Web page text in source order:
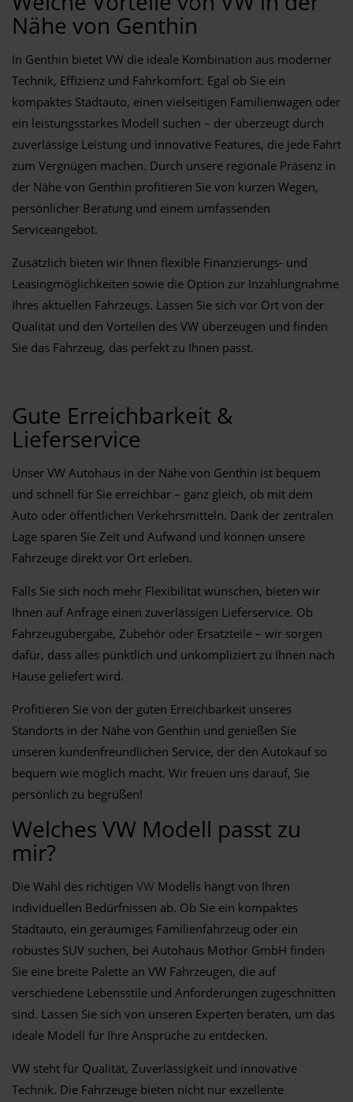
Nähe von Genthin
In Genthin bietet VW die ideale Kombination aus moderner
Technik, Effizienz und Fahrkomfort. Egal ob Sie ein
kompaktes Stadtauto, einen vielseitigen Familienwagen oder
ein leistungsstarkes Modell suchen – der überzeugt durch
zuverlässige Leistung und innovative Features, die jede Fahrt
zum Vergnügen machen. Durch unsere regionale Präsenz in
der Nähe von Genthin profitieren Sie von kurzen Wegen,
persönlicher Beratung und einem umfassenden
Serviceangebot.
Zusätzlich bieten wir Ihnen flexible Finanzierungs- und
Leasingmöglichkeiten sowie die Option zur Inzahlungnahme
Ihres aktuellen Fahrzeugs. Lassen Sie sich vor Ort von der
Qualität und den Vorteilen des VW überzeugen und finden
Sie das Fahrzeug, das perfekt zu Ihnen passt.
Gute Erreichbarkeit &
Lieferservice
Unser VW Autohaus in der Nähe von Genthin ist bequem
und schnell für Sie erreichbar – ganz gleich, ob mit dem
Auto oder öffentlichen Verkehrsmitteln. Dank der zentralen
Lage sparen Sie Zeit und Aufwand und können unsere
Fahrzeuge direkt vor Ort erleben.
Falls Sie sich noch mehr Flexibilität wünschen, bieten wir
Ihnen auf Anfrage einen zuverlässigen Lieferservice. Ob
Fahrzeugübergabe, Zubehör oder Ersatzteile – wir sorgen
dafür, dass alles pünktlich und unkompliziert zu Ihnen nach
Hause geliefert wird.
Profitieren Sie von der guten Erreichbarkeit unseres
Standorts in der Nähe von Genthin und genießen Sie
unseren kundenfreundlichen Service, der den Autokauf so
bequem wie möglich macht. Wir freuen uns darauf, Sie
persönlich zu begrüßen!
Welches VW Modell passt zu
mir?
Die Wahl des richtigen VW Modells hängt von Ihren
individuellen Bedürfnissen ab. Ob Sie ein kompaktes
Stadtauto, ein geräumiges Familienfahrzeug oder ein
robustes SUV suchen, bei Autohaus Mothor GmbH finden
Sie eine breite Palette an VW Fahrzeugen, die auf
verschiedene Lebensstile und Anforderungen zugeschnitten
sind. Lassen Sie sich von unseren Experten beraten, um das
ideale Modell für Ihre Ansprüche zu entdecken.
VW steht für Qualität, Zuverlässigkeit und innovative
Technik. Die Fahrzeuge bieten nicht nur exzellente